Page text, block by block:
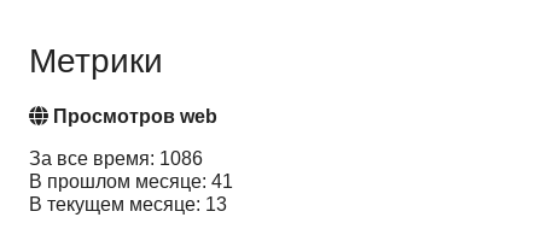
Метрики
Просмотров web
За все время: 1086
В прошлом месяце: 41
В текущем месяце: 13